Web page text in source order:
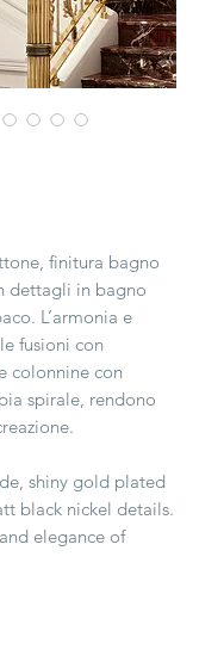
finitura bagno
dettagli in bagno
L’armonia e
fusioni con
colonnine con
spirale, rendono
shiny gold plated
black nickel details.
elegance of